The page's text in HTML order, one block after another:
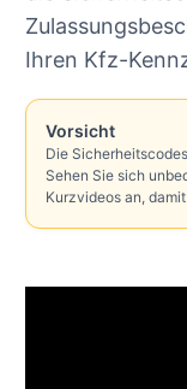
Ihren Kfz-
Vorsicht
Die
Sehen Sie sich
Kurzvideos an,